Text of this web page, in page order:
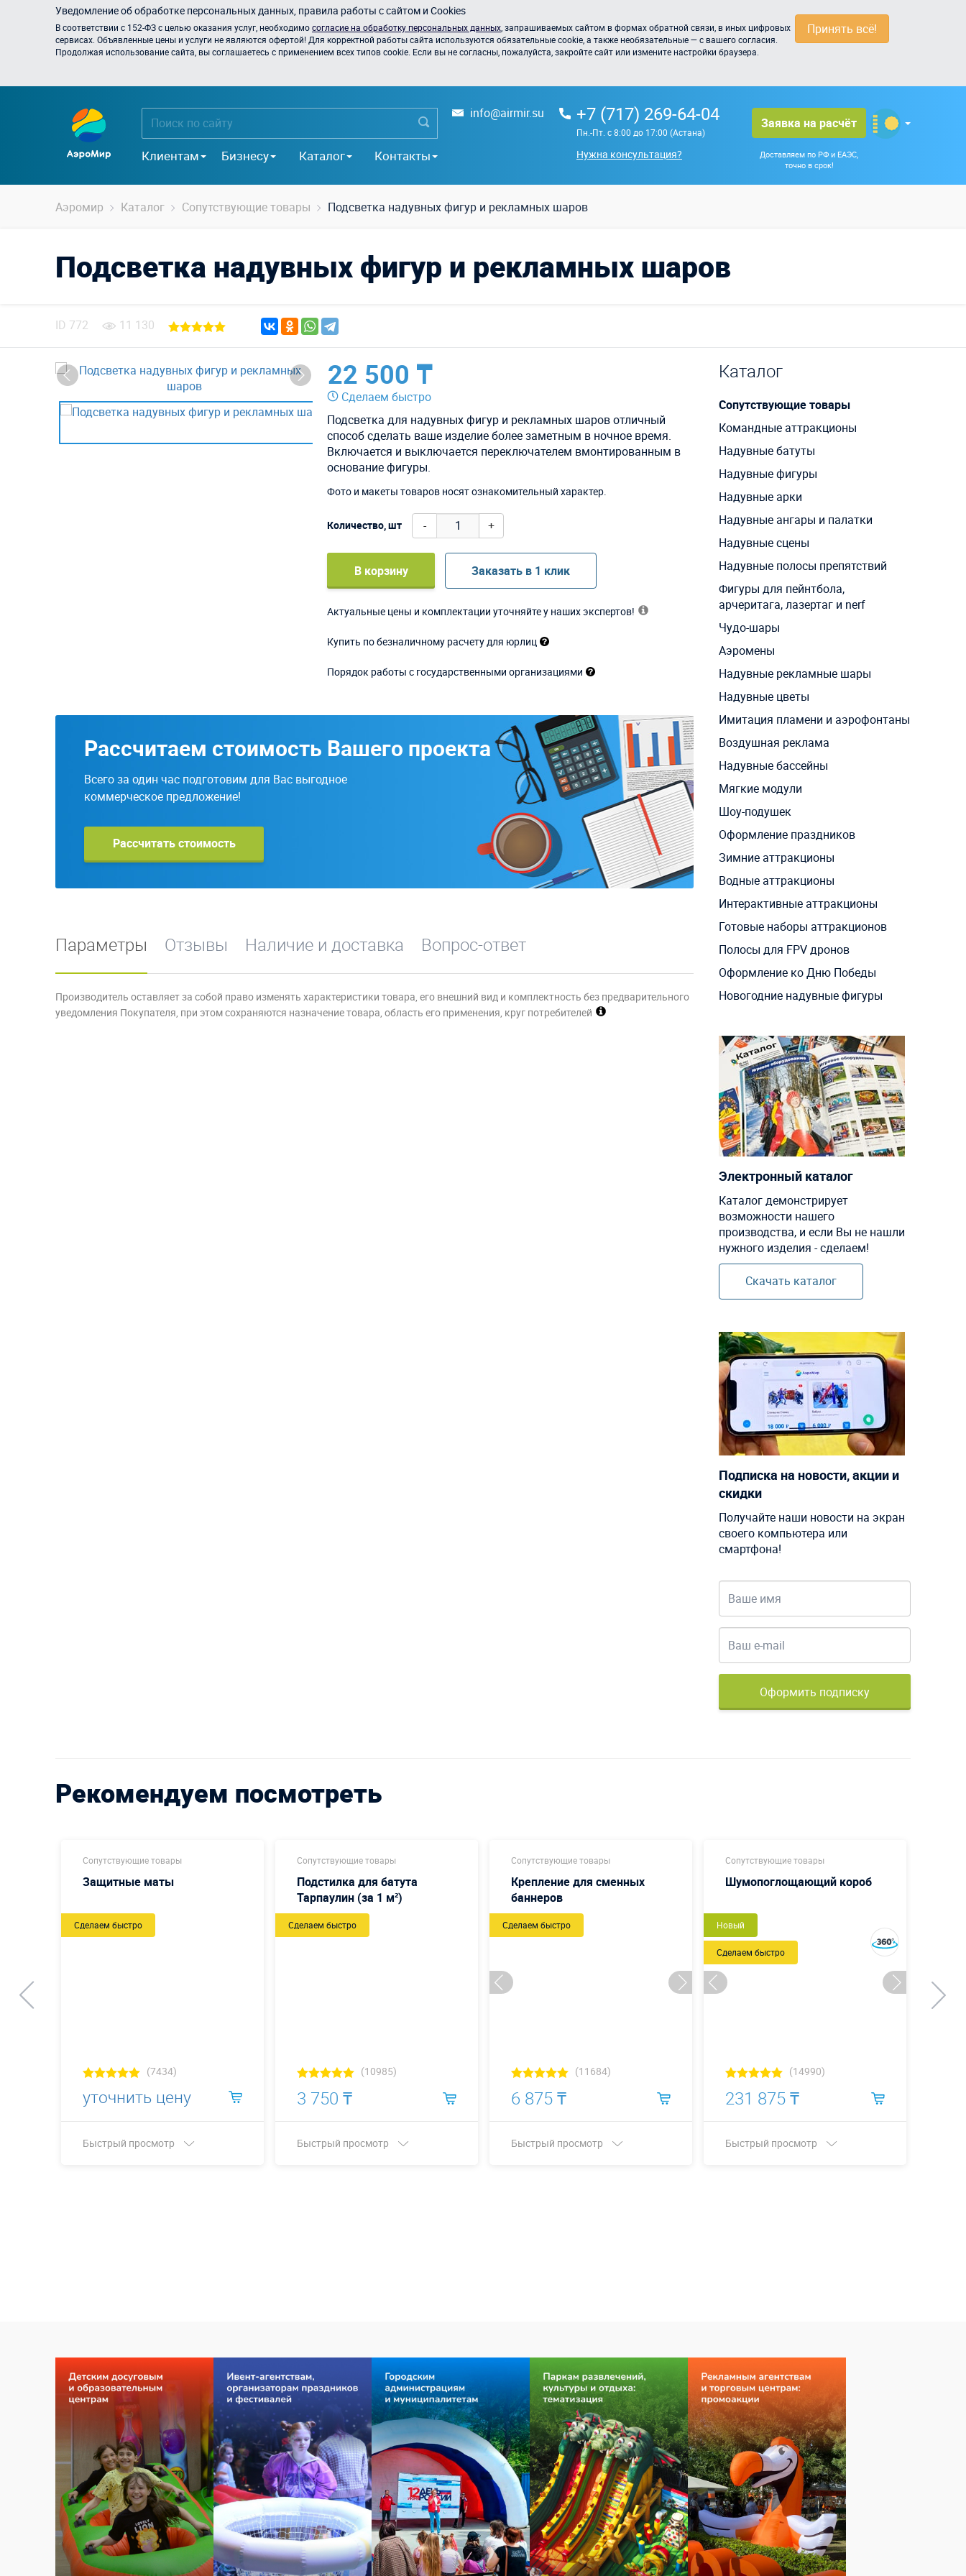
Принять всё!
Уведомление об обработке персональных данных, правила работы с сайтом и Cookies
В соответствии с 152-ФЗ с целью оказания услуг, необходимосогласие на обработку персональных данных , запрашиваемых сайтом в формах обратной связи, в иных цифровых
сервисах. Объявленные цены и услуги не являются офертой! Для корректной работы сайта используются обязательные cookie, а также необязательные — с вашего согласия.
Продолжая использование сайта, вы соглашаетесь с применением всех типов cookie. Если вы не согласны, пожалуйста, закройте сайт или измените настройки браузера.
Клиентам Бизнесу Каталог Контакты
info@airmir.su +7 (717) 269-64-04
Пн.-Пт. с 8:00 до 17:00 (Астана)
Нужна консультация?
Заявка на расчёт
Доставляем по РФ и ЕАЭС,
точно в срок!
Аэромир Каталог Сопутствующие товары Подсветка надувных фигур и рекламных шаров
Подсветка надувных фигур и рекламных шаров
ID 772 11 130
22 500 ₸
Сделаем быстро
Подсветка для надувных фигур и рекламных шаров отличный
способ сделать ваше изделие более заметным в ночное время.
Включается и выключается переключателем вмонтированным в
основание фигуры.
Фото и макеты товаров носят ознакомительный характер.
Количество, шт - +
В корзину Заказать в 1 клик
Актуальные цены и комплектации уточняйте у наших экспертов!
Купить по безналичному расчету для юрлиц
Порядок работы с государственными организациями
Рассчитаем стоимость Вашего проекта
Всего за один час подготовим для Вас выгодное
коммерческое предложение!
Рассчитать стоимость
Параметры Отзывы Наличие и доставка Вопрос-ответ
Производитель оставляет за собой право изменять характеристики товара, его внешний вид и комплектность без предварительного
уведомления Покупателя, при этом сохраняются назначение товара, область его применения, круг потребителей
Каталог
Сопутствующие товары
Командные аттракционы
Надувные батуты
Надувные фигуры
Надувные арки
Надувные ангары и палатки
Надувные сцены
Надувные полосы препятствий
Фигуры для пейнтбола,
арчеритага, лазертаг и nerf
Чудо-шары
Аэромены
Надувные рекламные шары
Надувные цветы
Имитация пламени и аэрофонтаны
Воздушная реклама
Надувные бассейны
Мягкие модули
Шоу-подушек
Оформление праздников
Зимние аттракционы
Водные аттракционы
Интерактивные аттракционы
Готовые наборы аттракционов
Полосы для FPV дронов
Оформление ко Дню Победы
Новогодние надувные фигуры
Электронный каталог
Каталог демонстрирует
возможности нашего
производства, и если Вы не нашли
нужного изделия - сделаем!
Скачать каталог
Подписка на новости, акции и
скидки
Получайте наши новости на экран
своего компьютера или
смартфона!
Оформить подписку
Рекомендуем посмотреть
Сопутствующие товары
Защитные маты
Сделаем быстро
(7434)
уточнить цену
Быстрый просмотр
Сопутствующие товары
Подстилка для батута
Тарпаулин (за 1 м²)
Сделаем быстро
(10985)
3 750 ₸
Быстрый просмотр
Сопутствующие товары
Крепление для сменных
баннеров
Сделаем быстро
(11684)
6 875 ₸
Быстрый просмотр
Сопутствующие товары
Шумопоглощающий короб
Новый
Сделаем быстро
(14990)
231 875 ₸
Быстрый просмотр